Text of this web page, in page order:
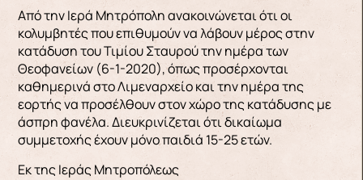
Από την Ιερά Μητρόπολη ανακοινώνεται ότι οι
κολυμβητές που επιθυμούν να λάβουν μέρος στην
κατάδυση του Τιμίου Σταυρού την ημέρα των
Θεοφανείων (6-1-2020), όπως προσέρχονται
καθημερινά στο Λιμεναρχείο και την ημέρα της
εορτής να προσέλθουν στον χώρο της κατάδυσης με
άσπρη φανέλα. Διευκρινίζεται ότι δικαίωμα
συμμετοχής έχουν μόνο παιδιά 15-25 ετών.
Εκ της Ιεράς Μητροπόλεως